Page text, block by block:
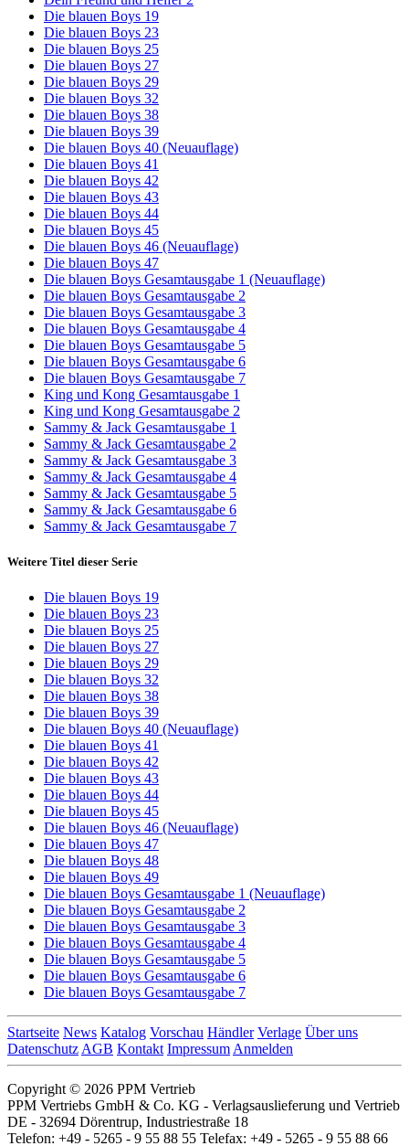
Die blauen Boys 19
Die blauen Boys 23
Die blauen Boys 25
Die blauen Boys 27
Die blauen Boys 29
Die blauen Boys 32
Die blauen Boys 38
Die blauen Boys 39
Die blauen Boys 40 (Neuauflage)
Die blauen Boys 41
Die blauen Boys 42
Die blauen Boys 43
Die blauen Boys 44
Die blauen Boys 45
Die blauen Boys 46 (Neuauflage)
Die blauen Boys 47
Die blauen Boys Gesamtausgabe 1 (Neuauflage)
Die blauen Boys Gesamtausgabe 2
Die blauen Boys Gesamtausgabe 3
Die blauen Boys Gesamtausgabe 4
Die blauen Boys Gesamtausgabe 5
Die blauen Boys Gesamtausgabe 6
Die blauen Boys Gesamtausgabe 7
King und Kong Gesamtausgabe 1
King und Kong Gesamtausgabe 2
Sammy & Jack Gesamtausgabe 1
Sammy & Jack Gesamtausgabe 2
Sammy & Jack Gesamtausgabe 3
Sammy & Jack Gesamtausgabe 4
Sammy & Jack Gesamtausgabe 5
Sammy & Jack Gesamtausgabe 6
Sammy & Jack Gesamtausgabe 7
Weitere Titel dieser Serie
Die blauen Boys 19
Die blauen Boys 23
Die blauen Boys 25
Die blauen Boys 27
Die blauen Boys 29
Die blauen Boys 32
Die blauen Boys 38
Die blauen Boys 39
Die blauen Boys 40 (Neuauflage)
Die blauen Boys 41
Die blauen Boys 42
Die blauen Boys 43
Die blauen Boys 44
Die blauen Boys 45
Die blauen Boys 46 (Neuauflage)
Die blauen Boys 47
Die blauen Boys 48
Die blauen Boys 49
Die blauen Boys Gesamtausgabe 1 (Neuauflage)
Die blauen Boys Gesamtausgabe 2
Die blauen Boys Gesamtausgabe 3
Die blauen Boys Gesamtausgabe 4
Die blauen Boys Gesamtausgabe 5
Die blauen Boys Gesamtausgabe 6
Die blauen Boys Gesamtausgabe 7
Startseite News Katalog Vorschau Händler Verlage Über uns
Datenschutz AGB Kontakt Impressum Anmelden
Copyright © 2026 PPM Vertrieb
PPM Vertriebs GmbH & Co. KG - Verlagsauslieferung und Vertrieb
DE - 32694 Dörentrup, Industriestraße 18
Telefon: +49 - 5265 - 9 55 88 55 Telefax: +49 - 5265 - 9 55 88 66